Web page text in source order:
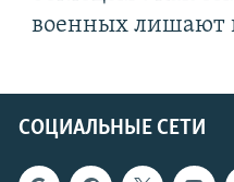
военных лишают
СОЦИАЛЬНЫЕ СЕТИ